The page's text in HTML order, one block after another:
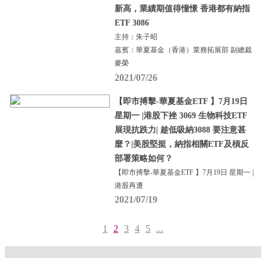
新高，業績期值得憧憬 香港都有納指
ETF 3086
主持：朱子昭
嘉賓：華夏基金（香港）業務拓展部 副總裁
麥榮
2021/07/26
【即市搏擊-華夏基金ETF 】7月19日
星期一 |港股下挫 3069 生物科技ETF
展現抗跌力| 趁低吸納3088 要注意甚
麼？|美股堅挺，納指相關ETF及槓反
部署策略如何？
【即市搏擊-華夏基金ETF 】7月19日 星期一 |
港股再遭
2021/07/19
1 2 3 4 5 ...